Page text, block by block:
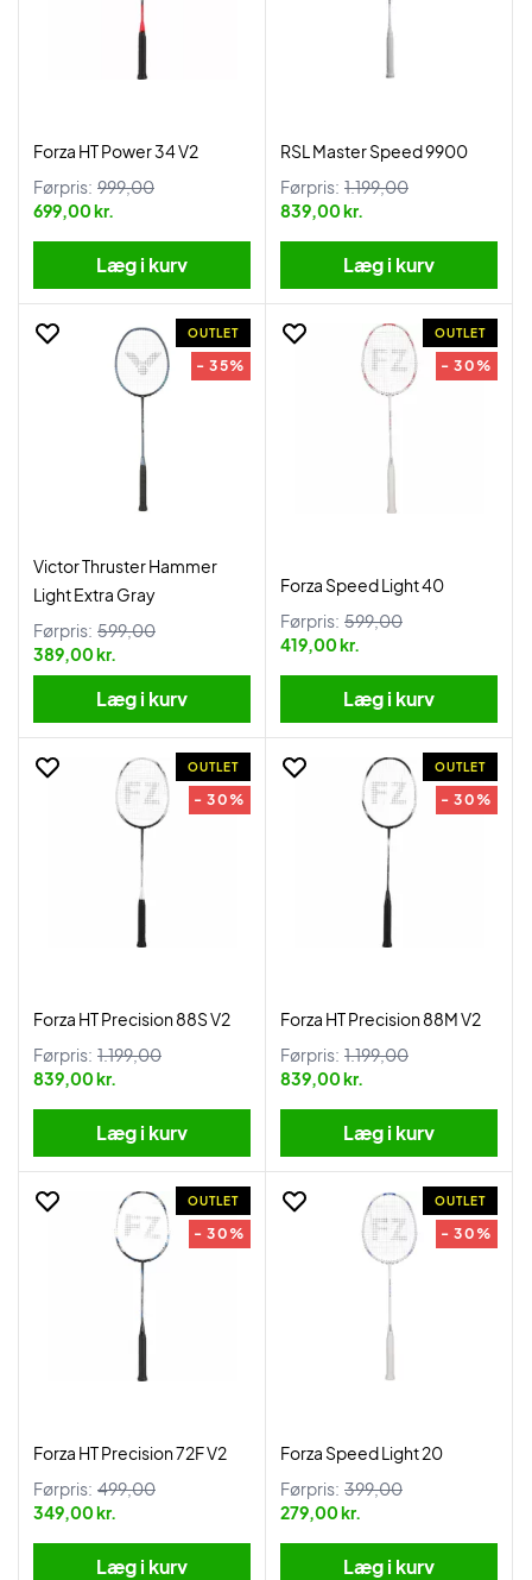
Forza HT Power 34 V2
Førpris: 999,00
699,00 kr.
Læg i kurv
RSL Master Speed 9900
Førpris: 1.199,00
839,00 kr.
Læg i kurv
OUTLET
- 35%
Victor Thruster Hammer
Light Extra Gray
Førpris: 599,00
389,00 kr.
Læg i kurv
OUTLET
- 30%
Forza Speed Light 40
Førpris: 599,00
419,00 kr.
Læg i kurv
OUTLET
- 30%
Forza HT Precision 88S V2
Førpris: 1.199,00
839,00 kr.
Læg i kurv
OUTLET
- 30%
Forza HT Precision 88M V2
Førpris: 1.199,00
839,00 kr.
Læg i kurv
OUTLET
- 30%
Forza HT Precision 72F V2
Førpris: 499,00
349,00 kr.
Læg i kurv
OUTLET
- 30%
Forza Speed Light 20
Førpris: 399,00
279,00 kr.
Læg i kurv